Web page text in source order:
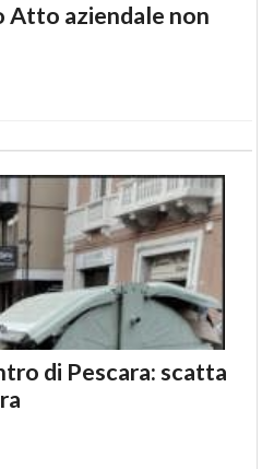
Atto aziendale non
di Pescara: scatta